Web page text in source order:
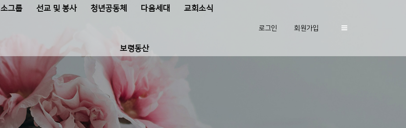
소그룹 선교 및 봉사 청년공동체 다음세대 교회소식
보령동산
로그인 회원가입